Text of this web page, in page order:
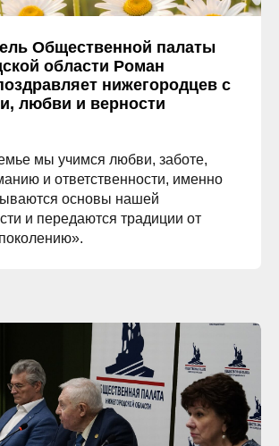
Общественной палаты
области Роман
нижегородцев с
любви и верности
мы учимся любви, заботе,
и ответственности, именно
основы нашей
и передаются традиции от